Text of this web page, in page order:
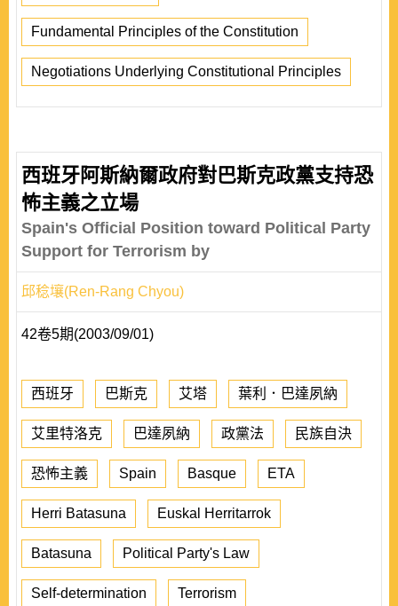
Fundamental Principles of the Constitution
Negotiations Underlying Constitutional Principles
西班牙阿斯納爾政府對巴斯克政黨支持恐
怖主義之立場
Spain's Official Position toward Political Party
Support for Terrorism by
邱稔壤(Ren-Rang Chyou)
42卷5期(2003/09/01)
西班牙 巴斯克 艾塔 葉利．巴達夙納
艾里特洛克 巴達夙納 政黨法 民族自決
恐怖主義 Spain Basque ETA
Herri Batasuna Euskal Herritarrok
Batasuna Political Party's Law
Self-determination Terrorism